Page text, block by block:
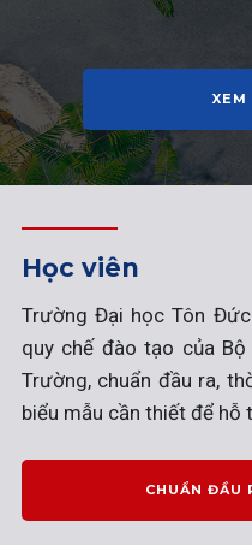
XEM
Học viên
Trường Đại học Tôn
quy chế đào tạo của
Trường, chuẩn đầu ra,
biểu mẫu cần thiết để hỗ
CHUẨN ĐẦU